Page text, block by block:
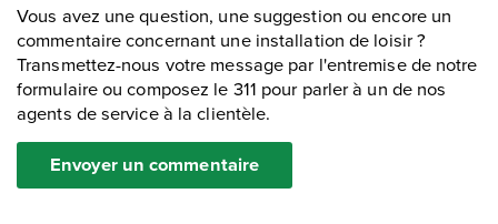
Vous avez une question, une suggestion ou encore un
commentaire concernant une installation de loisir ?
Transmettez-nous votre message par l'entremise de notre
formulaire ou composez le 311 pour parler à un de nos
agents de service à la clientèle.
Envoyer un commentaire